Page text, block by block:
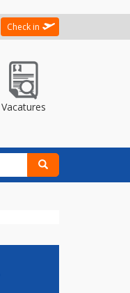
Check in
Vacatures